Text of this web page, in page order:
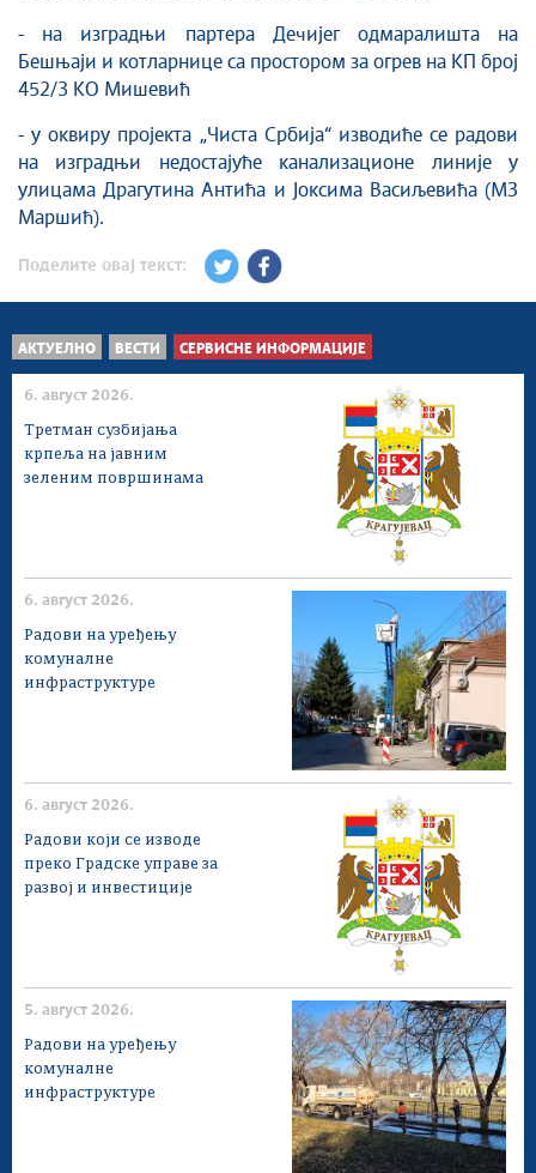
Октобарске свечаности
Образовање
саобраћаја
Људска и мањинска права
- на изградњи партера Дечијег одмаралишта на
Бешњаји и котларнице са простором за огрев на КП број
452/3 КО Мишевић
- у оквиру пројекта „Чиста Србија“ изводиће се радови
на изградњи недостајуће канализационе линије у
улицама Драгутина Антића и Јоксима Васиљевића (МЗ
Маршић).
Поделите овај текст:
АКТУЕЛНО ВЕСТИ СЕРВИСНЕ ИНФОРМАЦИЈЕ
6. август 2026.
Третман сузбијања
крпеља на јавним
зеленим површинама
6. август 2026.
Радови на уређењу
комуналне
инфраструктуре
6. август 2026.
Радови који се изводе
преко Градске управе за
развој и инвестиције
5. август 2026.
Радови на уређењу
комуналне
инфраструктуре